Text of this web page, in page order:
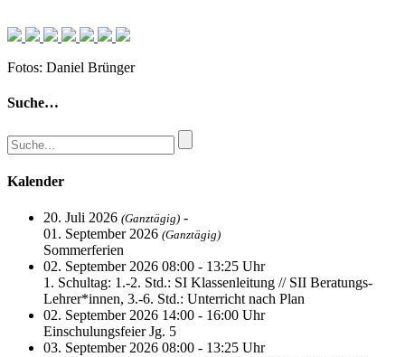
Fotos: Daniel Brünger
Suche…
Kalender
20. Juli 2026 (Ganztägig) -
01. September 2026 (Ganztägig)
Sommerferien
02. September 2026 08:00 - 13:25 Uhr
1. Schultag: 1.-2. Std.: SI Klassenleitung // SII Beratungs-
Lehrer*innen, 3.-6. Std.: Unterricht nach Plan
02. September 2026 14:00 - 16:00 Uhr
Einschulungsfeier Jg. 5
03. September 2026 08:00 - 13:25 Uhr